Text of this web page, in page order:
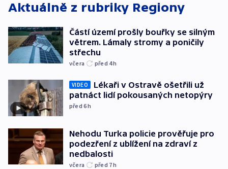
Aktuálně z rubriky Regiony
Částí území prošly bouřky se silným
větrem. Lámaly stromy a poničily
střechu
včera před 4h
VIDEO
Lékaři v Ostravě ošetřili už
patnáct lidí pokousaných netopýry
před 6h
Nehodu Turka policie prověřuje pro
podezření z ublížení na zdraví z
nedbalosti
včera před 7h